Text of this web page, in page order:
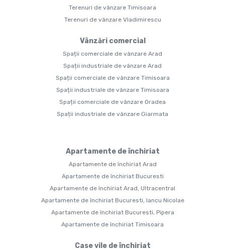
Terenuri de vânzare Timisoara
Terenuri de vânzare Vladimirescu
Vânzări comercial
Spații comerciale de vânzare Arad
Spații industriale de vânzare Arad
Spații comerciale de vânzare Timisoara
Spații industriale de vânzare Timisoara
Spații comerciale de vânzare Oradea
Spații industriale de vânzare Giarmata
Apartamente de închiriat
Apartamente de închiriat Arad
Apartamente de închiriat Bucuresti
Apartamente de închiriat Arad, Ultracentral
Apartamente de închiriat Bucuresti, Iancu Nicolae
Apartamente de închiriat Bucuresti, Pipera
Apartamente de închiriat Timisoara
Case vile de închiriat